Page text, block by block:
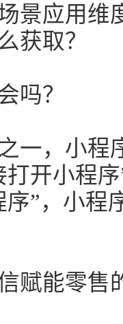
景应用维
获取？
吗？
一，小程
开小程
”，小程
赋能零售